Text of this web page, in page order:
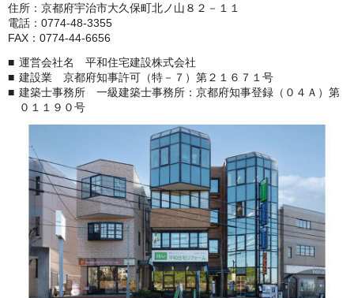
住所：京都府宇治市大久保町北ノ山８２－１１
電話：0774-48-3355
FAX：0774-44-6656
運営会社名 平和住宅建設株式会社
建設業 京都府知事許可（特－７）第２１６７１号
建築士事務所 一級建築士事務所：京都府知事登録（０４Ａ）第
０１１９０号